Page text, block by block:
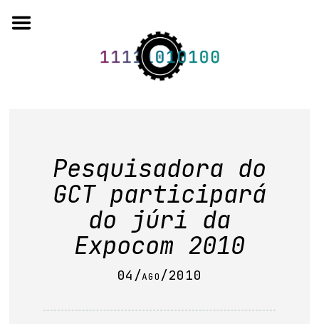
to
quem somos
artigos em periódicos
anais de eventos
capítulos de livros
Pesquisadora do
GCT participará
do júri da
Expocom 2010
04/ago/2010